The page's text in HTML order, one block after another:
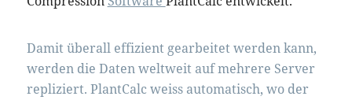
Damit überall effizient gearbeitet werden kann,
werden die Daten weltweit auf mehrere Server
repliziert. PlantCalc weiss automatisch, wo der